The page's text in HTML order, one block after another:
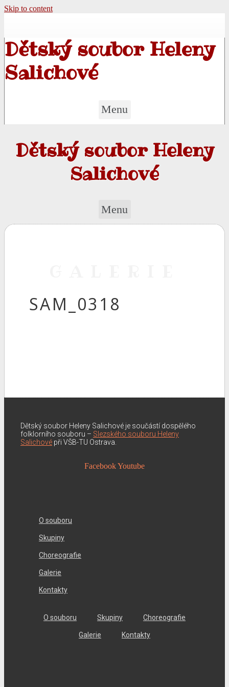
Skip to content
Dětský soubor Heleny
Salichové
Menu
Dětský soubor Heleny
Salichové
Menu
SAM_0318
Dětský soubor Heleny Salichové je součástí dospělého
folklorního souboru – Slezského souboru Heleny
Salichové při VŠB-TU Ostrava.
FacebookYoutube
O souboru
Skupiny
Choreografie
Galerie
Kontakty
O souboru Skupiny Choreografie
Galerie Kontakty